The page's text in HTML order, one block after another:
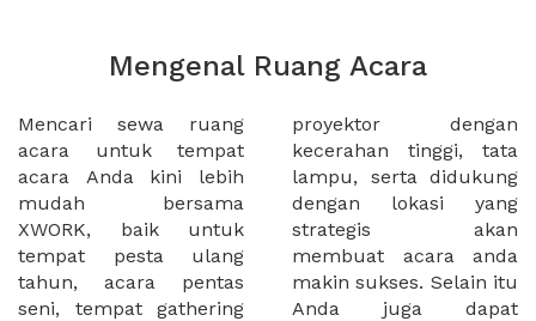
Mengenal Ruang Acara
Mencari sewa ruang
acara untuk tempat
acara Anda kini lebih
mudah bersama
XWORK, baik untuk
tempat pesta ulang
tahun, acara pentas
seni, tempat gathering
proyektor dengan
kecerahan tinggi, tata
lampu, serta didukung
dengan lokasi yang
strategis akan
membuat acara anda
makin sukses. Selain itu
Anda juga dapat